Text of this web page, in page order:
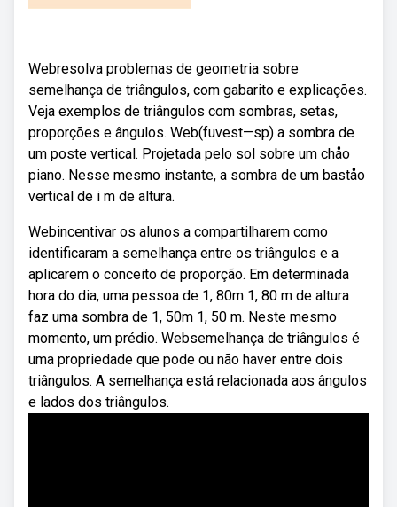
Webresolva problemas de geometria sobre
semelhança de triângulos, com gabarito e explicações.
Veja exemplos de triângulos com sombras, setas,
proporções e ângulos. Web(fuvest—sp) a sombra de
um poste vertical. Projetada pelo sol sobre um chåo
piano. Nesse mesmo instante, a sombra de um baståo
vertical de i m de altura.
Webincentivar os alunos a compartilharem como
identificaram a semelhança entre os triângulos e a
aplicarem o conceito de proporção. Em determinada
hora do dia, uma pessoa de 1, 80m 1, 80 m de altura
faz uma sombra de 1, 50m 1, 50 m. Neste mesmo
momento, um prédio. Websemelhança de triângulos é
uma propriedade que pode ou não haver entre dois
triângulos. A semelhança está relacionada aos ângulos
e lados dos triângulos.